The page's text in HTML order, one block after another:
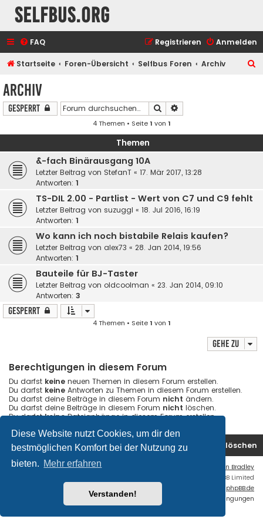
Diese Website nutzt Cookies, um dir den
bestmöglichen Komfort bei der Nutzung zu
bieten. Mehr erfahren
Verstanden!
selfbus.org
FAQ Anmelden
Registrieren
Startseite Foren-Übersicht Selfbus Foren Archiv
Archiv
Gesperrt Suche
4 Themen • Seite1 von 1
Themen
&-fach Binärausgang 10A
Letzter Beitrag von StefanT « 17. Mär 2017, 13:28
Antworten: 1
TS-DIL 2.00 - Partlist - Wert von C7 und C9 fehlt
Letzter Beitrag von suzuggl « 18. Jul 2016, 16:19
Antworten: 1
Wo kann ich noch bistabile Relais kaufen?
Letzter Beitrag von alex73 « 28. Jan 2014, 19:56
Antworten: 1
Bauteile für BJ-Taster
Letzter Beitrag von oldcoolman « 23. Jan 2014, 09:10
Antworten: 3
Gesperrt
4 Themen • Seite1 von 1
Gehe zu
Berechtigungen in diesem Forum
Du darfst keine neuen Themen in diesem Forum erstellen.
Du darfst keine Antworten zu Themen in diesem Forum erstellen.
Du darfst deine Beiträge in diesem Forum nicht ändern.
Du darfst deine Beiträge in diesem Forum nicht löschen.
Du darfstkeineDateianhänge in diesem Forum erstellen.
Startseite Foren-Übersicht Alle Cookies löschen
Ian Bradley
® Forum Software © phpBB Limited
phpBB.de
Nutzungsbedingungen